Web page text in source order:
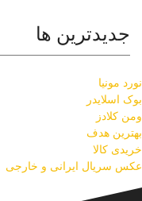
جدیدترین ها
نورد مونیا
بوک اسلایدر
ومن کلادز
بهترین هدف
خریدی کالا
عکس سریال ایرانی و خارجی